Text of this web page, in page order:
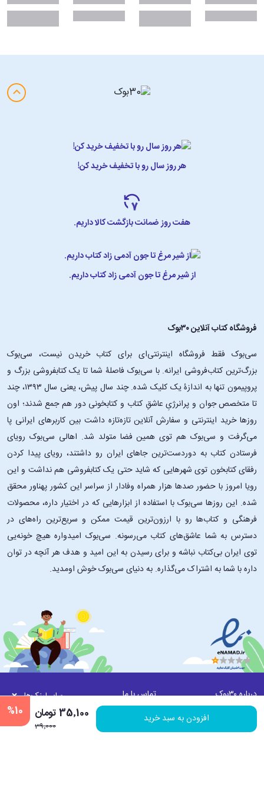
افزودن به سبد خرید 35٬100 تومان
39٬000
%10
هر روز سال رو با تخفیف خرید کن!
هفت روز ضمانت بازگشت کالا داریم.
از شیر مرغ تا جون آدمی زاد کتاب داریم.
فروشگاه کتاب آنلاین ۳۰بوک
سی‌بوک فقط فروشگاه اینترنتی‌ای برای کتاب خریدن نیست، سی‌بوک
بزرگ‌ترین کتاب‌فروشی ایرانه. با سی‌بوک فاصلۀ شما تا یک کتابفروشی بزرگ و
پروپیمون تنها به اندازۀ یک کلیک شده. چند سال پیش، یعنی سال ۱۳۹۳، چند
تا متخصص جوان و پرانرژیِ عاشقِ کتاب و کتابخونی دور هم جمع شدند؛ اون‌
روزها خرید اینترنتی و سفارش آنلاین تازه‌تازه داشت بین کاربرهای ایرانی پا
می‌گرفت و سی‌بوک هم توی همین فضا متولد شد. اهالی سی‌بوک رویای
فرستادن کتاب به دوردست‌ترین جاهای ایران رو داشتند، رویای پیدا کردن
رفقای کتابخون توی شهرهایی که شاید حتی یک کتابفروشی هم نداشت و این
رویا امروز با حضور صدها هزار همراه وفادار از سراسر این کشور پهناور محقق
شده. این ‌روزها سی‌بوک با استفاده از ابزارهایی که در اختیار داره، محصولات
فرهنگی و کتاب‌ها رو با ارزون‌ترین قیمت ممکن و سریع‌ترین راه‌های در
دسترس به شما عاشق‌های کتاب می‌رسونه. سی‌بوک امیدواره هیچ خونه‌یی
توی ایران بی‌کتاب نباشه و برای رسیدن به این امید و هدف هر آنچه در توان
داره با شما به اشتراک می‌گذاره. به دنیای سی‌بوک خوش اومدید.
درباره ۳۰بوک تماس با ما سایر لینک‌ها
© 1393-1403 | تمامی حقوق این سایت متعلق به فروشگاه اینترنتی کتاب و محصولات